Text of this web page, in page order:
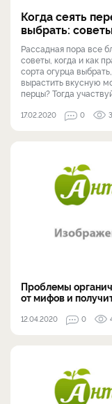
Когда сеять
выбрать:
Рассадная пора все
советы, когда и как
сорта огурца
вырастить вкусную
перцы? Тогда
17.02.2020 0
Проблемы
от мифов и
12.04.2020 0